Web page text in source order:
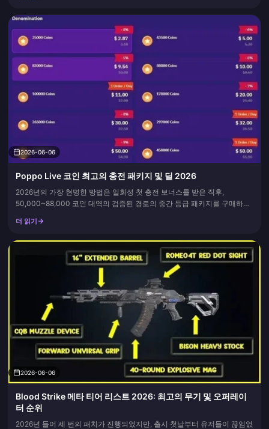
2026-06-06
Poppo Live 코인 최고의 충전 패키지 및 딜 2026
2026년의 가장 현명한 방법은 일회성 첫 충전 보너스를 받은 직후,
50,000~88,000 코인 대역의 검증된 경로의 중간 등급 패키지를 구매하는
방송에서 선물을 보낼 때만 규모를 늘리십시오. 이 결정 하나만으로도 그 어
더 읽기
2026-06-06
Blood Strike 메타 티어 리스트 2026: 최고의 무기 및 오퍼레이
터 순위
2026년 들어 세 번의 패치가 진행되었지만, 출시 첫날부터 유저들이 끊임없